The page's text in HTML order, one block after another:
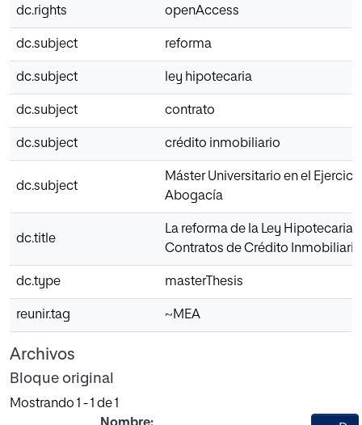
dc.rights openAccess
dc.subject reforma
dc.subject ley hipotecaria
dc.subject contrato
dc.subject crédito inmobiliario
dc.subject
Máster Universitario en el
Abogacía
dc.title
La reforma de la Ley Hipotecaria:
Contratos de Crédito Inmobiliario
dc.type masterThesis
reunir.tag ~MEA
Archivos
Bloque original
Mostrando 1 - 1 de 1